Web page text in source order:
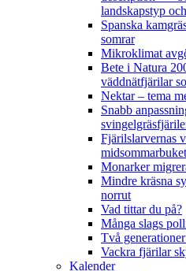
landskapstyp
Spanska
somrar
Mikroklimat
Bete i Natura
väddnätfjärilar
Nektar – tema
Snabb
Fjärilslarvernas
Monarker
Mindre kräsna
norrut
Vad tittar du på?
Många slags
Två
Vackra fjärilar
Kalender